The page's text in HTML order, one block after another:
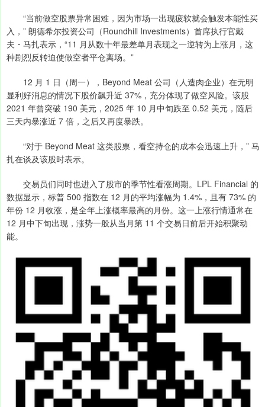
“当前做空股票异常困难，因为市场一出现疲软就会触发本能性买
入，” 朗德希尔投资公司（Roundhill Investments）首席执行官戴
夫・马扎表示，“11 月从数十年最差单月表现之一逆转为上涨月，这
种剧烈反转迫使做空者平仓离场。”
12 月 1 日（周一），Beyond Meat 公司（人造肉企业）在无明
显利好消息的情况下股价飙升近 37%，充分体现了做空风险。该股
2021 年曾突破 190 美元，2025 年 10 月中旬跌至 0.52 美元，随后
三天内暴涨近 7 倍，之后又再度暴跌。
“对于 Beyond Meat 这类股票，看空持仓的成本会迅速上升，” 马
扎在谈及该股时表示。
交易员们同时也进入了股市的季节性看涨周期。LPL Financial 的
数据显示，标普 500 指数在 12 月的平均涨幅为 1.4%，且有 73% 的
年份 12 月收涨，是全年上涨概率最高的月份。这一上涨行情通常在
12 月中下旬出现，涨势一般从当月第 11 个交易日前后开始积聚动
能。